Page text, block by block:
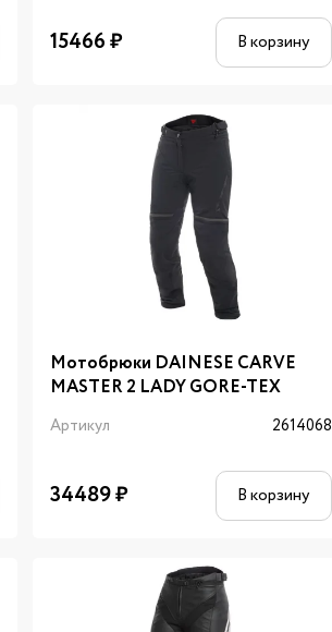
15466₽ В корзину
Мотобрюки DAINESE CARVE
MASTER 2 LADY GORE-TEX
Артикул 2614068
34489₽ В корзину